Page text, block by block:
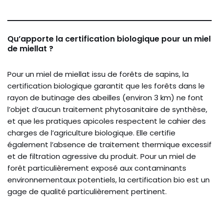
Qu’apporte la certification biologique pour un miel
de miellat ?
Pour un miel de miellat issu de forêts de sapins, la
certification biologique garantit que les forêts dans le
rayon de butinage des abeilles (environ 3 km) ne font
l’objet d’aucun traitement phytosanitaire de synthèse,
et que les pratiques apicoles respectent le cahier des
charges de l’agriculture biologique. Elle certifie
également l’absence de traitement thermique excessif
et de filtration agressive du produit. Pour un miel de
forêt particulièrement exposé aux contaminants
environnementaux potentiels, la certification bio est un
gage de qualité particulièrement pertinent.